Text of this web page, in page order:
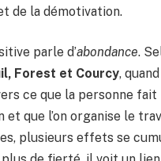
de la démotivation.
parle d’abondance.
Forest et Courcy,
ce que la personne fait
que l’on organise le
plusieurs effets se